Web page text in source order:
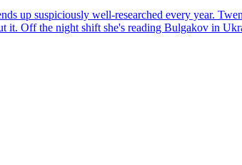
up suspiciously well-researched every year.
Off the night shift she's reading Bulgakov in